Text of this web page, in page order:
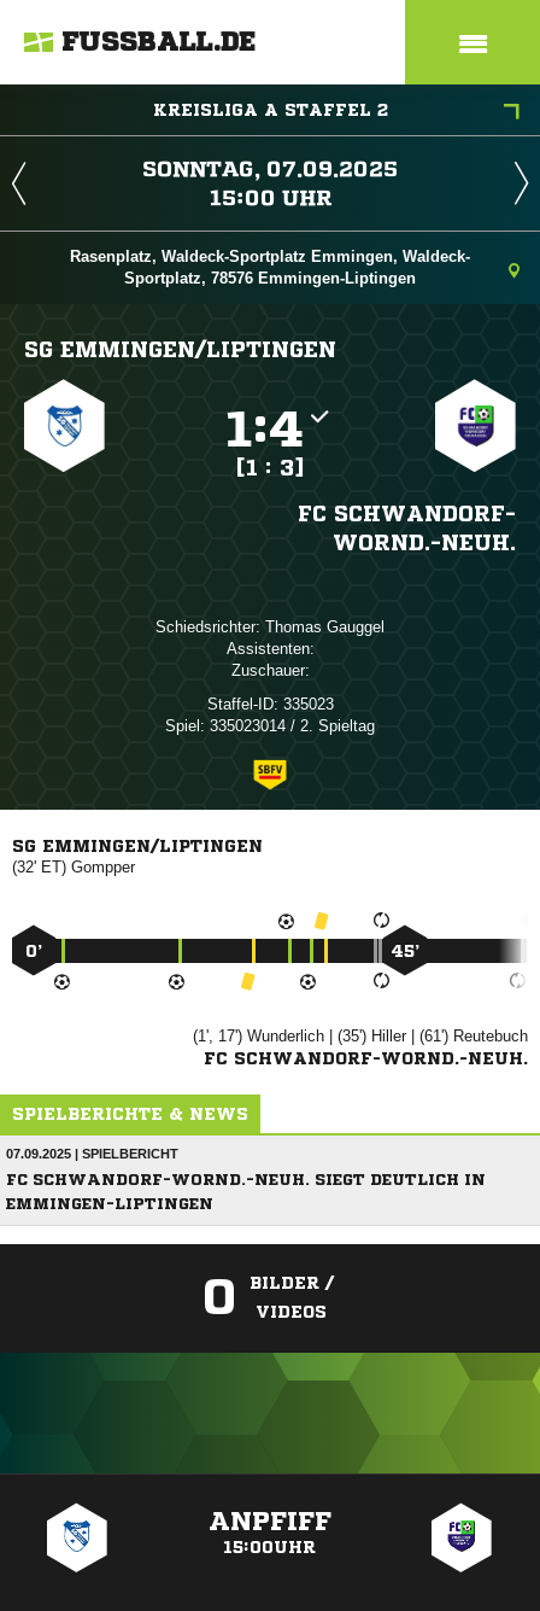
FUSSBALL.DE
KREISLIGA A STAFFEL 2
 
 
Rasenplatz, Waldeck-Sportplatz Emmingen, Waldeck-
Sportplatz, 78576 Emmingen-Liptingen
SG EMMINGEN/​LIPTINGEN
:
[1 : 3]
FC SCHWANDORF-
WORND.-NEUH.
Schiedsrichter:  
Assistenten:
Zuschauer:
Staffel-ID: 335023
Spiel: 335023014 / 2. Spieltag
SG EMMINGEN/LIPTINGEN
(32' ET) 
0’ 45’
(1', 17')  | (35') | (61') 
FC SCHWANDORF-WORND.-NEUH.
SPIELBERICHTE & NEWS
07.09.2025 | SPIELBERICHT
FC SCHWANDORF-WORND.-NEUH. SIEGT DEUTLICH IN
EMMINGEN-LIPTINGEN
0
BILDER /
VIDEOS
ANPFIFF
15:00UHR